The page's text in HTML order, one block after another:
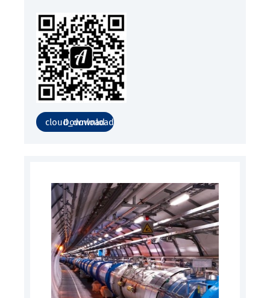
Download